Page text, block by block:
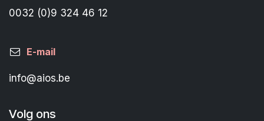
0032 (0)9 324 46 12
E-mail
info@aios.be
Volg ons